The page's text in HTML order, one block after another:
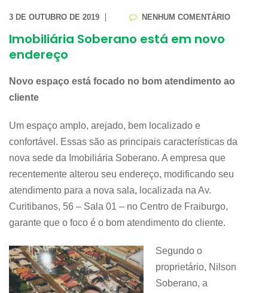
3 DE OUTUBRO DE 2019 NENHUM COMENTÁRIO
Imobiliária Soberano está em novo
endereço
Novo espaço está focado no bom atendimento ao
cliente
Um espaço amplo, arejado, bem localizado e
confortável. Essas são as principais características da
nova sede da Imobiliária Soberano. A empresa que
recentemente alterou seu endereço, modificando seu
atendimento para a nova sala, localizada na Av.
Curitibanos, 56 – Sala 01 – no Centro de Fraiburgo,
garante que o foco é o bom atendimento do cliente.
Segundo o
proprietário, Nilson
Soberano, a